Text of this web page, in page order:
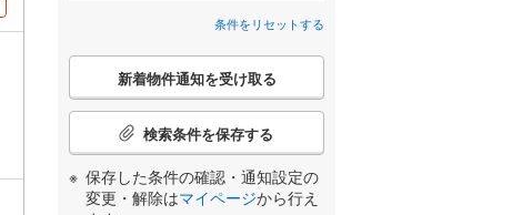
条件をリセットする
こ
検
条
件
新着物件通知を受け取る
検索条件を保存する
保存した条件の確認・通知設定の
変更・解除はマイページから行え
鹿児島 沖縄
中間市(12)
(27)
太宰府市(20)
）
3階建て以上（0）
小学校まで1km以内（0）